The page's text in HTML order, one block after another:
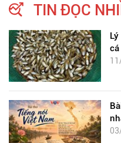
TIN ĐỌC